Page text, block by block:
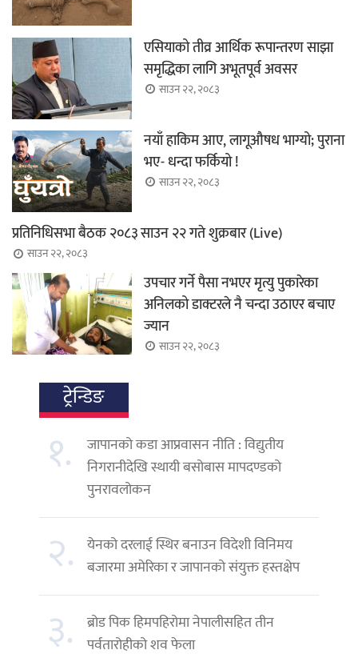
एसियाको तीव्र आर्थिक रूपान्तरण साझा
समृद्धिका लागि अभूतपूर्व अवसर
साउन २२, २०८३
नयाँ हाकिम आए, लागूऔषध भाग्यो; पुराना
भए- धन्दा फर्कियो !
साउन २२, २०८३
प्रतिनिधिसभा बैठक २०८३ साउन २२ गते शुक्रबार (Live)
साउन २२, २०८३
उपचार गर्ने पैसा नभएर मृत्यु पुकारेका
अनिलको डाक्टरले नै चन्दा उठाएर बचाए
ज्यान
साउन २२, २०८३
ट्रेन्डिङ
१.
जापानको कडा आप्रवासन नीति : विद्युतीय
निगरानीदेखि स्थायी बसोबास मापदण्डको
पुनरावलोकन
२. येनको दरलाई स्थिर बनाउन विदेशी विनिमय
बजारमा अमेरिका र जापानको संयुक्त हस्तक्षेप
३.
ब्रोड पिक हिमपहिरोमा नेपालीसहित तीन
पर्वतारोहीको शव फेला